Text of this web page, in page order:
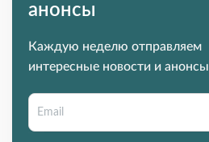
анонсы
Каждую неделю отправляем
интересные новости и анонсы